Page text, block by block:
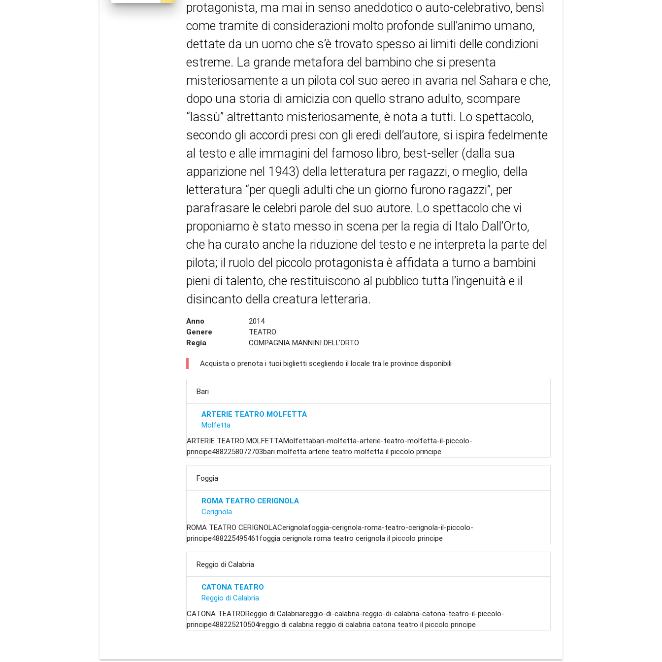
protagonista, ma mai in senso aneddotico o auto-celebrativo, bensì
come tramite di considerazioni molto profonde sull’animo umano,
dettate da un uomo che s’è trovato spesso ai limiti delle condizioni
estreme. La grande metafora del bambino che si presenta
misteriosamente a un pilota col suo aereo in avaria nel Sahara e che,
dopo una storia di amicizia con quello strano adulto, scompare
“lassù” altrettanto misteriosamente, è nota a tutti. Lo spettacolo,
secondo gli accordi presi con gli eredi dell’autore, si ispira fedelmente
al testo e alle immagini del famoso libro, best-seller (dalla sua
apparizione nel 1943) della letteratura per ragazzi, o meglio, della
letteratura “per quegli adulti che un giorno furono ragazzi”, per
parafrasare le celebri parole del suo autore. Lo spettacolo che vi
proponiamo è stato messo in scena per la regia di Italo Dall’Orto,
che ha curato anche la riduzione del testo e ne interpreta la parte del
pilota; il ruolo del piccolo protagonista è affidata a turno a bambini
pieni di talento, che restituiscono al pubblico tutta l’ingenuità e il
disincanto della creatura letteraria.
Anno
2014
Genere
TEATRO
Regia
COMPAGNIA MANNINI DELL'ORTO
Acquista o prenota i tuoi biglietti scegliendo il locale tra le province disponibili
Bari
ARTERIE TEATRO MOLFETTA
Molfetta
ARTERIE TEATRO MOLFETTAMolfettabari-molfetta-arterie-teatro-molfetta-il-piccolo-
principe4882258072703bari molfetta arterie teatro molfetta il piccolo principe
Foggia
ROMA TEATRO CERIGNOLA
Cerignola
ROMA TEATRO CERIGNOLACerignolafoggia-cerignola-roma-teatro-cerignola-il-piccolo-
principe488225495461foggia cerignola roma teatro cerignola il piccolo principe
Reggio di Calabria
CATONA TEATRO
Reggio di Calabria
CATONA TEATROReggio di Calabriareggio-di-calabria-reggio-di-calabria-catona-teatro-il-piccolo-
principe488225210504reggio di calabria reggio di calabria catona teatro il piccolo principe